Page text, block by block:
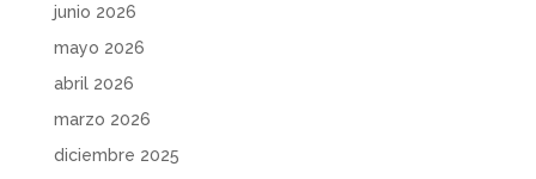
junio 2026
mayo 2026
abril 2026
marzo 2026
diciembre 2025